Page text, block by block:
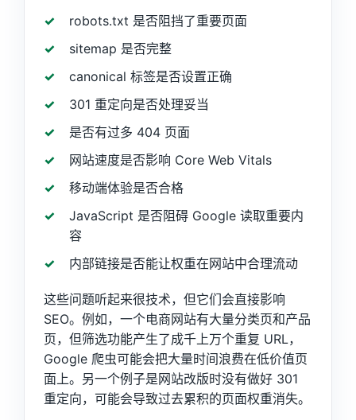
robots.txt 是否阻挡了重要页面
sitemap 是否完整
canonical 标签是否设置正确
301 重定向是否处理妥当
是否有过多 404 页面
网站速度是否影响 Core Web Vitals
移动端体验是否合格
JavaScript 是否阻碍 Google 读取重要内
容
内部链接是否能让权重在网站中合理流动
这些问题听起来很技术，但它们会直接影响
SEO。例如，一个电商网站有大量分类页和产品
页，但筛选功能产生了成千上万个重复 URL，
Google 爬虫可能会把大量时间浪费在低价值页
面上。另一个例子是网站改版时没有做好 301
重定向，可能会导致过去累积的页面权重消失。